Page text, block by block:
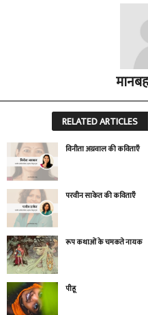
RELATED ARTICLES
विनीता अग्रवाल की कविताएँ
परवीन साकेत की कविताएँ
रूप कथाओं के चमकते नायक
पीहू